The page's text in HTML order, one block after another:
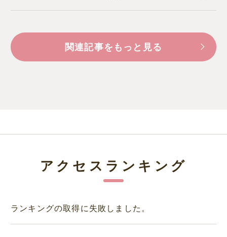
関連記事をもっと見る
アクセスランキング
ランキングの取得に失敗しました。